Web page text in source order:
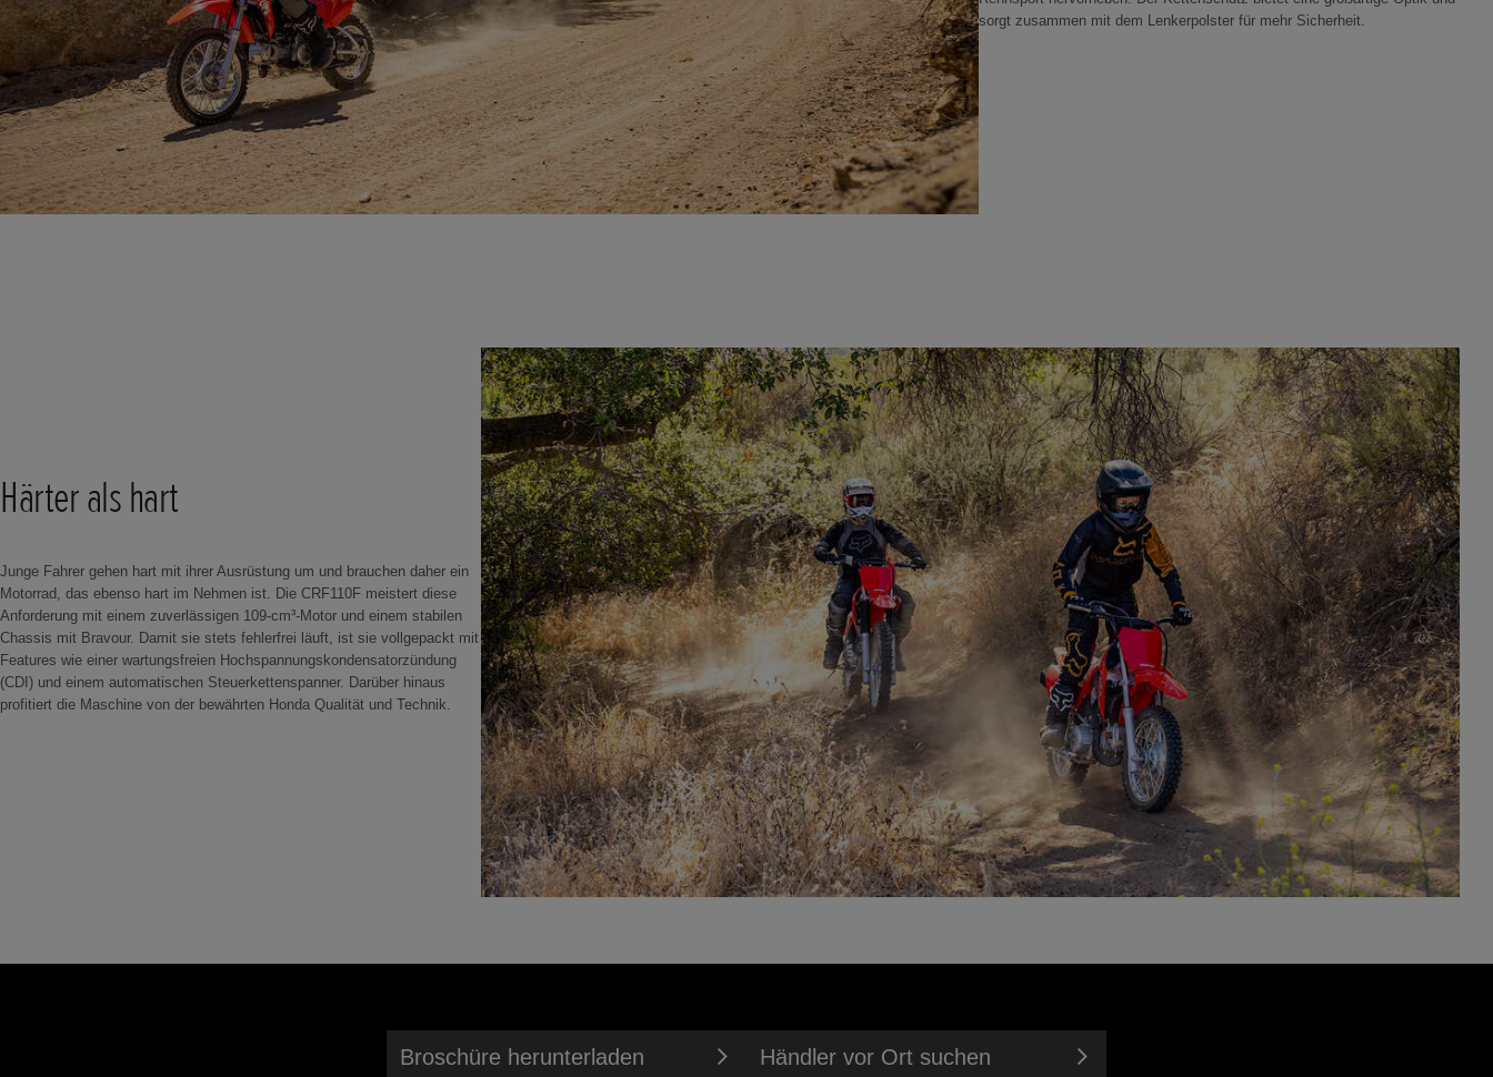
sorgt zusammen mit dem Lenkerpolster für mehr Sicherheit.
Härter als hart
Junge Fahrer gehen hart mit ihrer Ausrüstung um und brauchen daher ein
Motorrad, das ebenso hart im Nehmen ist. Die CRF110F meistert diese
Anforderung mit einem zuverlässigen 109-cm³-Motor und einem stabilen
Chassis mit Bravour. Damit sie stets fehlerfrei läuft, ist sie vollgepackt mit
Features wie einer wartungsfreien Hochspannungskondensatorzündung
(CDI) und einem automatischen Steuerkettenspanner. Darüber hinaus
profitiert die Maschine von der bewährten Honda Qualität und Technik.
Broschüre herunterladen Händler vor Ort suchen